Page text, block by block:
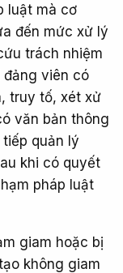
luật mà cơ
đến mức xử lý
trách nhiệm
đảng viên có
truy tố, xét xử
văn bản thông
quản lý
khi có quyết
pháp luật
giam hoặc bị
không giam